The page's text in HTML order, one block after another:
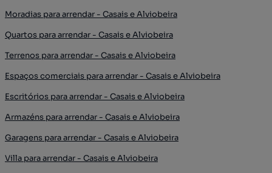
Moradias para arrendar - Casais e Alviobeira
Quartos para arrendar - Casais e Alviobeira
Terrenos para arrendar - Casais e Alviobeira
Espaços comerciais para arrendar - Casais e Alviobeira
Escritórios para arrendar - Casais e Alviobeira
Armazéns para arrendar - Casais e Alviobeira
Garagens para arrendar - Casais e Alviobeira
Villa para arrendar - Casais e Alviobeira